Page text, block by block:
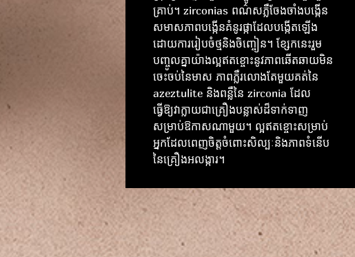
គ្រាប់។ zirconias ពណ៌សភ្លឺចែងចាំងបង្កើន
សមាសភាពបង្កើនគំនូរផ្កាដែលបង្កើតឡើង
ដោយការរៀបចំថ្មនិងចិញ្ចៀន។ ខ្សែកនេះរួម
បញ្ចូលគ្នាយ៉ាងល្អឥតខ្ចោះនូវភាពឆើតឆាយមិន
ចេះចប់នៃមាស ភាពភ្លឺរលោងតែមួយគត់នៃ
azeztulite និងពន្លឺនៃ zirconia ដែល
ធ្វើឱ្យវាក្លាយជាគ្រឿងបន្លាស់ដ៏ទាក់ទាញ
សម្រាប់ឱកាសណាមួយ។ ល្អឥតខ្ចោះសម្រាប់
អ្នកដែលពេញចិត្តចំពោះសិល្បៈនិងភាពទំនើប
នៃគ្រឿងអលង្ការ។